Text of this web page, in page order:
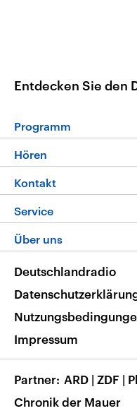
Entdecken Sie den
Programm
Programm
Die Nachrichten
Neue Beiträge
Hören
Livestream
Podcasts
Deutschlandfunk
Nachrichten App
Frequenzen
Kontakt
Hörerservice
Service
FAQ
Veranstaltungen
Musikliste
RSS
Über uns
Barrierefreiheit
Deutschlandradio
Impressum
Partner ARD | ZDF |
Chronik der Mauer